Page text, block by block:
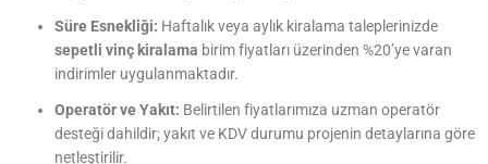
Süre Esnekliği: Haftalık veya aylık kiralama taleplerinizde
sepetli vinç kiralama birim fiyatları üzerinden %20’ye varan
indirimler uygulanmaktadır.
Operatör ve Yakıt: Belirtilen fiyatlarımıza uzman operatör
desteği dahildir; yakıt ve KDV durumu projenin detaylarına göre
netleştirilir.